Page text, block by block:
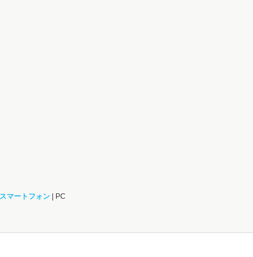
スマートフォン | PC